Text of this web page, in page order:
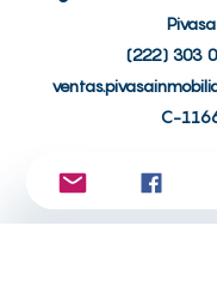
Pivasa
(222) 303
C-